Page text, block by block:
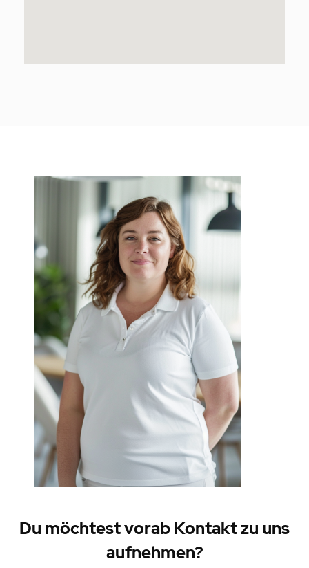
Du möchtest vorab Kontakt zu uns
aufnehmen?